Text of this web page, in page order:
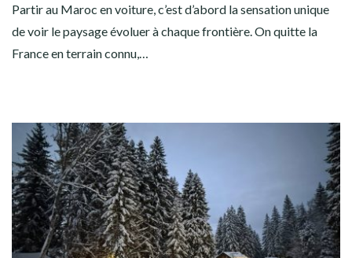
Partir au Maroc en voiture, c’est d’abord la sensation unique
de voir le paysage évoluer à chaque frontière. On quitte la
France en terrain connu,…